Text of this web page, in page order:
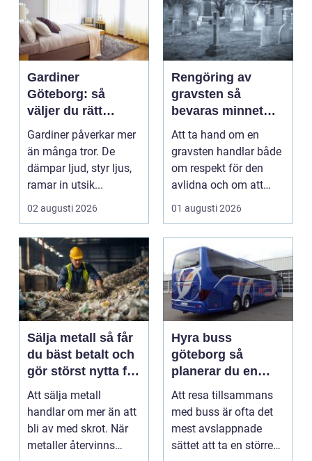
Gardiner
Göteborg: så
väljer du rätt
gardiner för hem
och offentlig miljö
Gardiner påverkar mer
än många tror. De
dämpar ljud, styr ljus,
ramar in utsik...
02 augusti 2026
Rengöring av
gravsten så
bevaras minnet
och stenen håller
längre
Att ta hand om en
gravsten handlar både
om respekt för den
avlidna och om att
bevara en viktig plats...
01 augusti 2026
Sälja metall så får
du bäst betalt och
gör störst nytta för
miljön
Att sälja metall
handlar om mer än att
bli av med skrot. När
metaller återvinns
Hyra buss
göteborg så
planerar du en
trygg och smidig
gruppresa
Att resa tillsammans
med buss är ofta det
mest avslappnade
sättet att ta en större